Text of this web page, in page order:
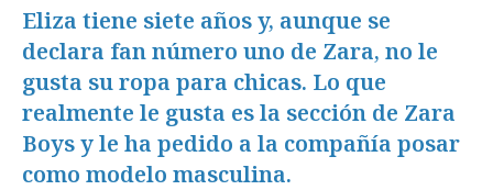
Eliza tiene siete años y, aunque se
declara fan número uno de Zara, no le
gusta su ropa para chicas. Lo que
realmente le gusta es la sección de Zara
Boys y le ha pedido a la compañía posar
como modelo masculina.